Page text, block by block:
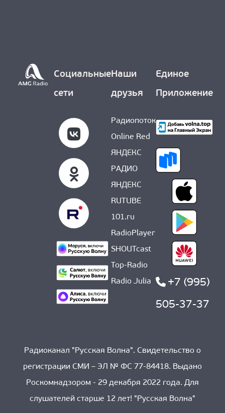
Социальные
сети
Наши
друзья
Радиопоток
Online Red
ЯНДЕКС
РАДИО
ЯНДЕКС
RUTUBE
101.ru
RadioPlayer
SHOUTcast
Top-Radio
Radio Julia
Единое
Приложение
+7 (995)
505-37-37
Радиоканал "Русская Волна". Свидетельство о
регистрации СМИ – ЭЛ № ФС 77-84418. Выдано
Роскомнадзором - 29 декабря 2022 года. Для
слушателей старше 12 лет! "Русская Волна"